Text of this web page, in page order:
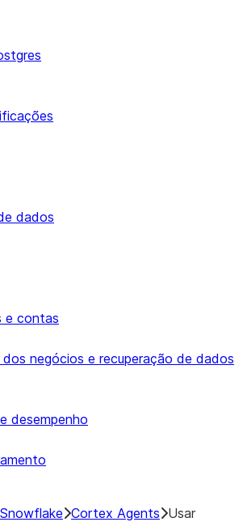
dados
e contas
negócios e recuperação de dados
desempenho
Cortex Agents Usar